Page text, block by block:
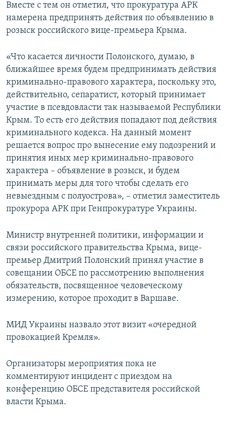
Вместе с тем он отметил, что прокуратура АРК
намерена предпринять действия по объявлению в
розыск российского вице-премьера Крыма.
«Что касается личности Полонского, думаю, в
ближайшее время будем предпринимать действия
криминально-правового характера, поскольку это,
действительно, сепаратист, который принимает
участие в псевдовласти так называемой Республики
Крым. То есть его действия попадают под действия
криминального кодекса. На данный момент
решается вопрос про вынесение ему подозрений и
принятия иных мер криминально-правового
характера – объявление в розыск, и будем
принимать меры для того чтобы сделать его
невыездным с полуострова», – отметил заместитель
прокурора АРК при Генпрокуратуре Украины.
Министр внутренней политики, информации и
связи российского правительства Крыма, вице-
премьер Дмитрий Полонский принял участие в
совещании ОБСЕ по рассмотрению выполнения
обязательств, посвященное человеческому
измерению, которое проходит в Варшаве.
МИД Украины назвало этот визит «очередной
провокацией Кремля».
Организаторы мероприятия пока не
комментируют инцидент с приездом на
конференцию ОБСЕ представителя российской
власти Крыма.